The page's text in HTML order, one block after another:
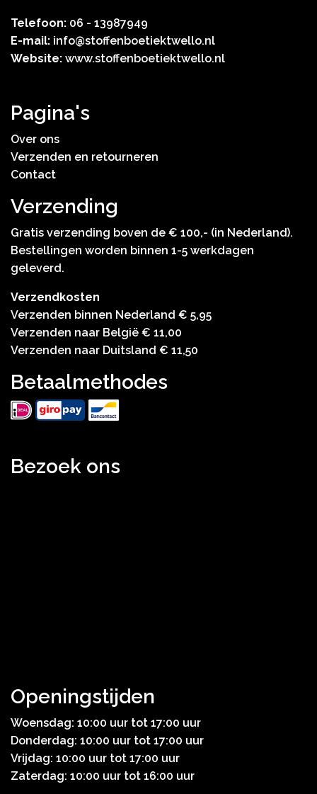
Telefoon: 06 - 13987949
E-mail: info@stoffenboetiektwello.nl
Website: www.stoffenboetiektwello.nl
Pagina's
Over ons
Verzenden en retourneren
Contact
Verzending
Gratis verzending boven de € 100,- (in Nederland).
Bestellingen worden binnen 1-5 werkdagen
geleverd.
Verzendkosten
Verzenden binnen Nederland € 5,95
Verzenden naar België € 11,00
Verzenden naar Duitsland € 11,50
Betaalmethodes
Bezoek ons
Openingstijden
Woensdag: 10:00 uur tot 17:00 uur
Donderdag: 10:00 uur tot 17:00 uur
Vrijdag: 10:00 uur tot 17:00 uur
Zaterdag: 10:00 uur tot 16:00 uur